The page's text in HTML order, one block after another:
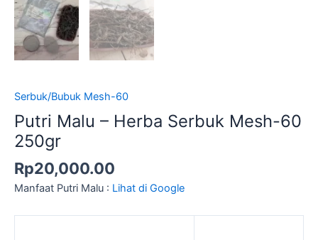
Serbuk/Bubuk Mesh-60
Putri Malu – Herba Serbuk Mesh-60
250gr
Rp20,000.00
Manfaat Putri Malu : Lihat di Google